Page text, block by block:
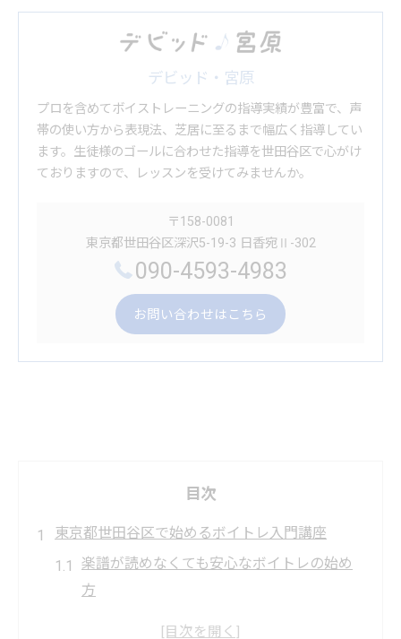
デビッド・宮原
プロを含めてボイストレーニングの指導実績が豊富で、声
帯の使い方から表現法、芝居に至るまで幅広く指導してい
ます。生徒様のゴールに合わせた指導を世田谷区で心がけ
ておりますので、レッスンを受けてみませんか。
〒158-0081
東京都世田谷区深沢5-19-3 日香宛Ⅱ-302
090-4593-4983
お問い合わせはこちら
目次
東京都世田谷区で始めるボイトレ入門講座
楽譜が読めなくても安心なボイトレの始め
方
東京都世田谷区で選ぶ続けやすいボイトレ